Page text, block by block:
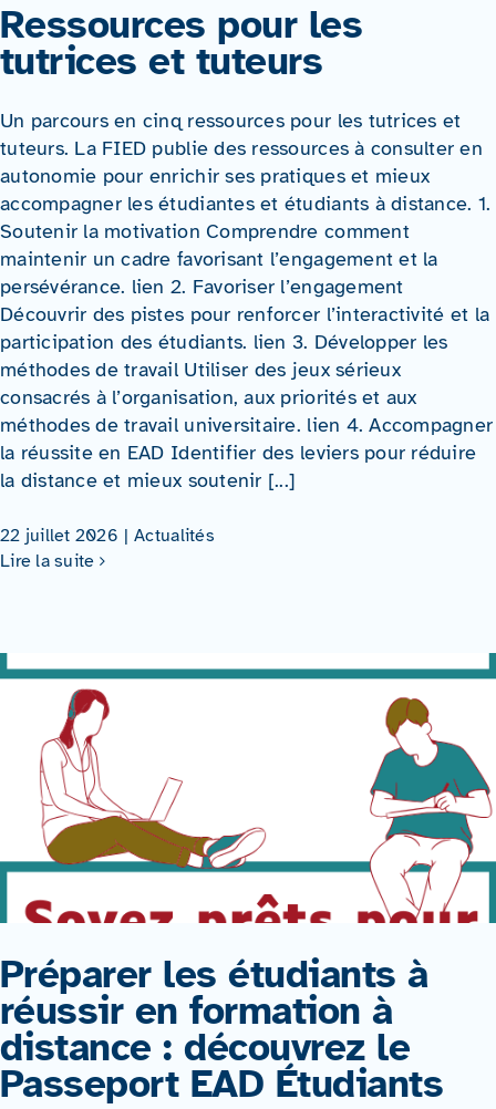
Ressources pour les
tutrices et tuteurs
Un parcours en cinq ressources pour les tutrices et
tuteurs. La FIED publie des ressources à consulter en
autonomie pour enrichir ses pratiques et mieux
accompagner les étudiantes et étudiants à distance. 1.
Soutenir la motivation Comprendre comment
maintenir un cadre favorisant l’engagement et la
persévérance. lien 2. Favoriser l’engagement
Découvrir des pistes pour renforcer l’interactivité et la
participation des étudiants. lien 3. Développer les
méthodes de travail Utiliser des jeux sérieux
consacrés à l’organisation, aux priorités et aux
méthodes de travail universitaire. lien 4. Accompagner
la réussite en EAD Identifier des leviers pour réduire
la distance et mieux soutenir [...]
22 juillet 2026 | Actualités
Lire la suite
Préparer les étudiants à
réussir en formation à
distance : découvrez le
Passeport EAD Étudiants